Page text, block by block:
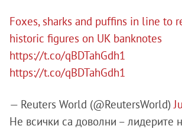
Foxes, sharks and puffins in line to
historic figures on UK banknotes
https://t.co/qBDTahGdh1
https://t.co/qBDTahGdh1
— Reuters World (@ReutersWorld)
Не всички са доволни – лидерите